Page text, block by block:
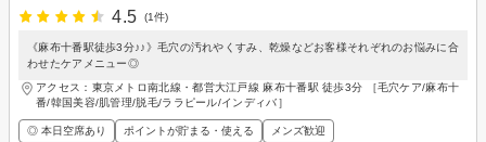
4.5
(1件)
《麻布十番駅徒歩3分♪♪》毛穴の汚れやくすみ、乾燥などお客様それぞれのお悩みに合
わせたケアメニュー◎
アクセス：東京メトロ南北線・都営大江戸線 麻布十番駅 徒歩3分 ［毛穴ケア/麻布十
番/韓国美容/肌管理/脱毛/ララピール/インディバ］
◎ 本日空席あり ポイントが貯まる・使える メンズ歓迎